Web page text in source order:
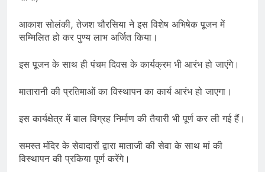
आकाश सोलंकी, तेजश चौरसिया ने इस विशेष अभिषेक पूजन में
सम्मिलित हो कर पुण्य लाभ अर्जित किया।
इस पूजन के साथ ही पंचम दिवस के कार्यक्रम भी आरंभ हो जाएंगे।
मातारानी की प्रतिमाओं का विस्थापन का कार्य आरंभ हो जाएगा।
इस कार्यक्षेत्र में बाल विग्रह निर्माण की तैयारी भी पूर्ण कर ली गई हैं।
समस्त मंदिर के सेवादारों द्वारा माताजी की सेवा के साथ मां की
विस्थापन की प्रकिया पूर्ण करेंगे।